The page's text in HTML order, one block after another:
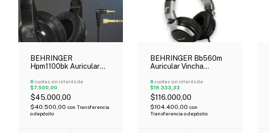
BEHRINGER
Hpm1100bk Auricular
Negro
6 cuotas sin interés de
$7.500,00
$45.000,00
$40.500,00 con Transferencia
o depósito
BEHRINGER Bb560m
Auricular Vincha
Micrófono Gamer
Oferta!
6 cuotas sin interés de
$19.333,33
$116.000,00
$104.400,00 con
Transferencia o depósito